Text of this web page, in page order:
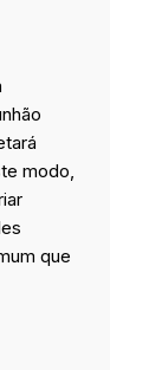
modo,
que